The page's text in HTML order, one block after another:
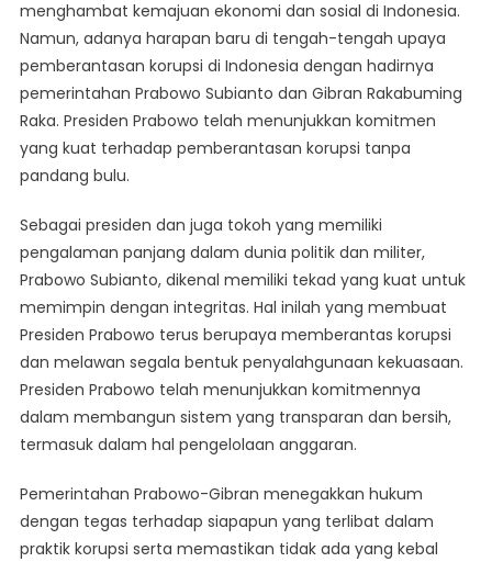
Indonesia
Bebas
Korupsi
menghambat kemajuan ekonomi dan sosial di Indonesia.
Namun, adanya harapan baru di tengah-tengah upaya
pemberantasan korupsi di Indonesia dengan hadirnya
pemerintahan Prabowo Subianto dan Gibran Rakabuming
Raka. Presiden Prabowo telah menunjukkan komitmen
yang kuat terhadap pemberantasan korupsi tanpa
pandang bulu.
Sebagai presiden dan juga tokoh yang memiliki
pengalaman panjang dalam dunia politik dan militer,
Prabowo Subianto, dikenal memiliki tekad yang kuat untuk
memimpin dengan integritas. Hal inilah yang membuat
Presiden Prabowo terus berupaya memberantas korupsi
dan melawan segala bentuk penyalahgunaan kekuasaan.
Presiden Prabowo telah menunjukkan komitmennya
dalam membangun sistem yang transparan dan bersih,
termasuk dalam hal pengelolaan anggaran.
Pemerintahan Prabowo-Gibran menegakkan hukum
dengan tegas terhadap siapapun yang terlibat dalam
praktik korupsi serta memastikan tidak ada yang kebal